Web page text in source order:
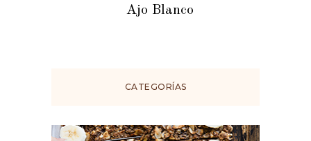
Ajo Blanco
CATEGORÍAS